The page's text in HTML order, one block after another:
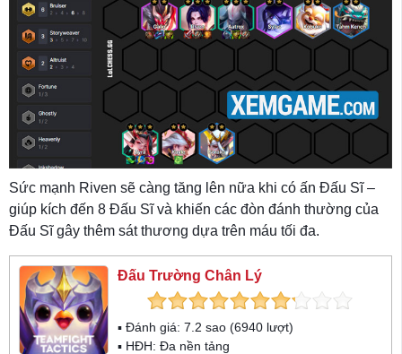
Sức mạnh Riven sẽ càng tăng lên nữa khi có ấn Đấu Sĩ –
giúp kích đến 8 Đấu Sĩ và khiến các đòn đánh thường của
Đấu Sĩ gây thêm sát thương dựa trên máu tối đa.
Đấu Trường Chân Lý
▪ Đánh giá: 7.2 sao (6940 lượt)
▪ HĐH: Đa nền tảng